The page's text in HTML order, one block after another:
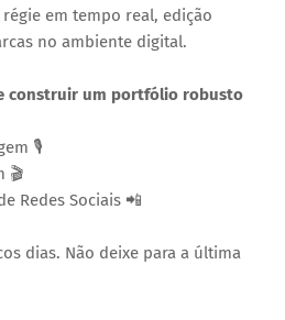
em tempo real, edição
no ambiente digital.
construir um portfólio robusto
🎙️
🎬
Redes Sociais 📲
dias. Não deixe para a última